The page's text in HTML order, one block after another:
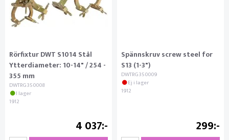
Rörfixtur DWT S1014 Stål
Ytterdiameter: 10-14" / 254 -
355 mm
DWTRG350008
I lager
1912
4 037
Spännskruv screw steel for
S13 (1-3")
DWTRG350009
Ej i lager
1912
299